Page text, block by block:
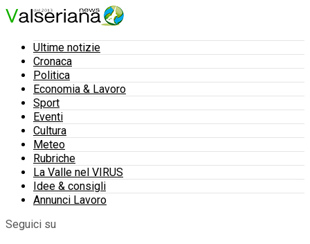
Ultime notizie
Cronaca
Politica
Economia & Lavoro
Sport
Eventi
Cultura
Meteo
Rubriche
La Valle nel VIRUS
Idee & consigli
Annunci Lavoro
Seguici su